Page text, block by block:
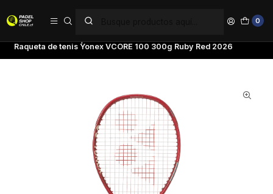
0
Raqueta de tenis Yonex VCORE 100 300g Ruby Red 2026